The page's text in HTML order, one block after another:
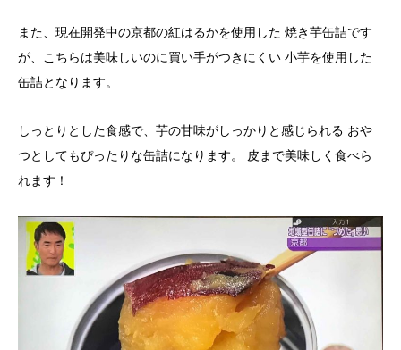
また、現在開発中の京都の紅はるかを使用した 焼き芋缶詰です
が、こちらは美味しいのに買い手がつきにくい 小芋を使用した
缶詰となります。
しっとりとした食感で、芋の甘味がしっかりと感じられる おや
つとしてもぴったりな缶詰になります。 皮まで美味しく食べら
れます！